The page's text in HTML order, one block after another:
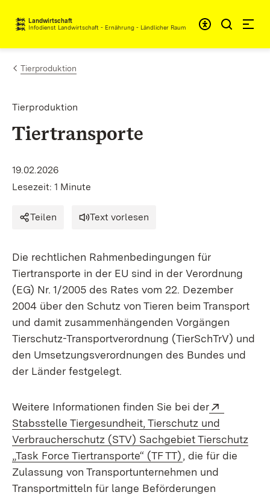
Zum Inhalt springen
Landwirtschaft
Infodienst Landwirtschaft - Ernährung - Ländlicher Raum
Tierproduktion
Tierproduktion
Tiertransporte
19.02.2026
Lesezeit: 1 Minute
Teilen Text vorlesen
Die rechtlichen Rahmenbedingungen für
Tiertransporte in der EU sind in der Verordnung
(EG) Nr. 1/2005 des Rates vom 22. Dezember
2004 über den Schutz von Tieren beim Transport
und damit zusammenhängenden Vorgängen
Tierschutz-Transportverordnung (TierSchTrV) und
den Umsetzungsverordnungen des Bundes und
der Länder festgelegt.
Weitere Informationen finden Sie bei der
Stabsstelle Tiergesundheit, Tierschutz und
Verbraucherschutz (STV) Sachgebiet Tierschutz
„Task Force Tiertransporte“ (TF TT) (Öffnet in neuem
, die für die
Zulassung von Transportunternehmen und
Transportmitteln für lange Beförderungen